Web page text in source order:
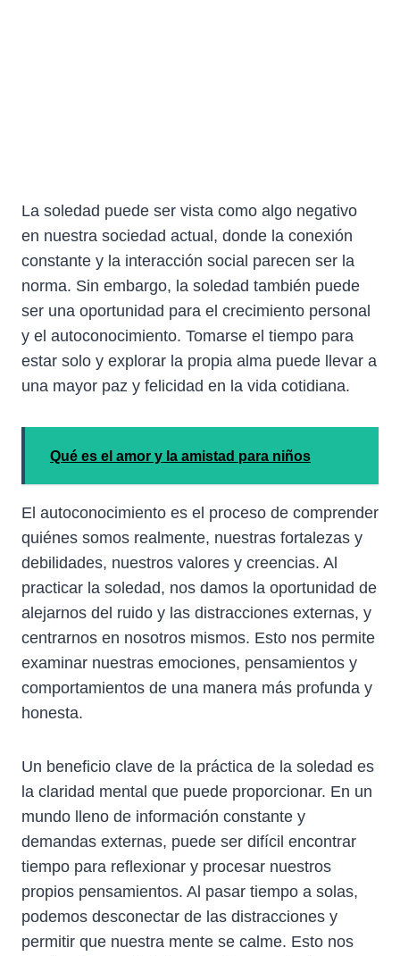
La soledad puede ser vista como algo negativo
en nuestra sociedad actual, donde la conexión
constante y la interacción social parecen ser la
norma. Sin embargo, la soledad también puede
ser una oportunidad para el crecimiento personal
y el autoconocimiento. Tomarse el tiempo para
estar solo y explorar la propia alma puede llevar a
una mayor paz y felicidad en la vida cotidiana.
Qué es el amor y la amistad para niños
El autoconocimiento es el proceso de comprender
quiénes somos realmente, nuestras fortalezas y
debilidades, nuestros valores y creencias. Al
practicar la soledad, nos damos la oportunidad de
alejarnos del ruido y las distracciones externas, y
centrarnos en nosotros mismos. Esto nos permite
examinar nuestras emociones, pensamientos y
comportamientos de una manera más profunda y
honesta.
Un beneficio clave de la práctica de la soledad es
la claridad mental que puede proporcionar. En un
mundo lleno de información constante y
demandas externas, puede ser difícil encontrar
tiempo para reflexionar y procesar nuestros
propios pensamientos. Al pasar tiempo a solas,
podemos desconectar de las distracciones y
permitir que nuestra mente se calme. Esto nos